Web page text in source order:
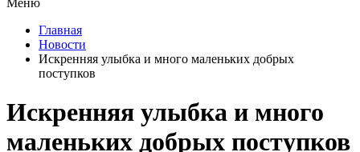
Меню
Главная
Новости
Искренняя улыбка и много маленьких добрых
поступков
Искренняя улыбка и много
маленьких добрых поступков